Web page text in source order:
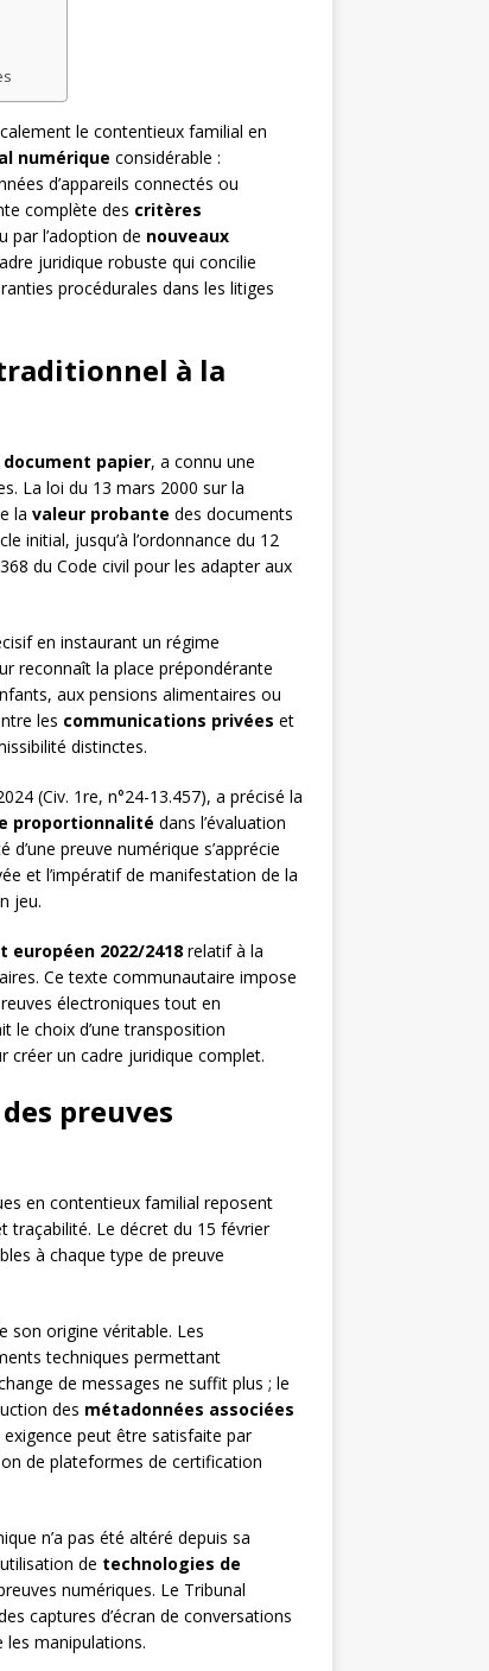
le contentieux familial en
numérique considérable :
d’appareils connectés ou
complète des critères
par l’adoption de nouveaux
juridique robuste qui concilie
procédurales dans les litiges
à la
document papier, a connu une
La loi du 13 mars 2000 sur la
la valeur probante des documents
initial, jusqu’à l’ordonnance du 12
du Code civil pour les adapter aux
en instaurant un régime
reconnaît la place prépondérante
aux pensions alimentaires ou
les communications privées et
distinctes.
(Civ. 1re, n°24-13.457), a précisé la
proportionnalité dans l’évaluation
preuve numérique s’apprécie
et l’impératif de manifestation de la
jeu.
européen 2022/2418relatif à la
Ce texte communautaire impose
électroniques tout en
le choix d’une transposition
créer un cadre juridique complet.
preuves
en contentieux familial reposent
traçabilité. Le décret du 15 février
à chaque type de preuve
son origine véritable. Les
techniques permettant
de messages ne suffit plus ; le
des métadonnées associées
peut être satisfaite par
de plateformes de certification
n’a pas été altéré depuis sa
de technologies de
numériques. Le Tribunal
captures d’écran de conversations
manipulations.